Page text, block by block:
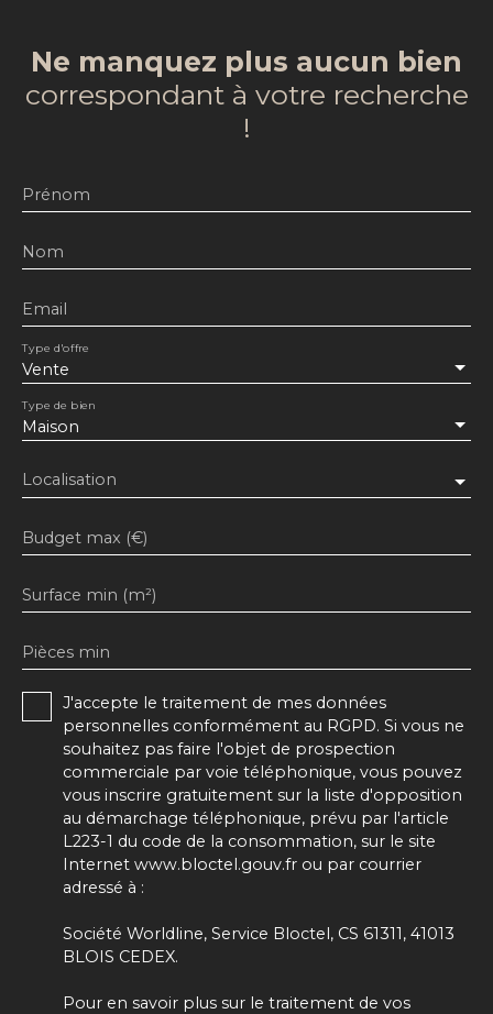
Ne manquez plus aucun bien
correspondant à votre recherche
!
Prénom
Nom
Email
Vente
Type d'offre
Maison
Type de bien
Localisation
Budget max (€)
Surface min (m²)
Pièces min
J'accepte le traitement de mes données
personnelles conformément au RGPD. Si vous ne
souhaitez pas faire l'objet de prospection
commerciale par voie téléphonique, vous pouvez
vous inscrire gratuitement sur la liste d'opposition
au démarchage téléphonique, prévu par l'article
L223-1 du code de la consommation, sur le site
Internet www.bloctel.gouv.fr ou par courrier
adressé à :
Société Worldline, Service Bloctel, CS 61311, 41013
BLOIS CEDEX.
Pour en savoir plus sur le traitement de vos